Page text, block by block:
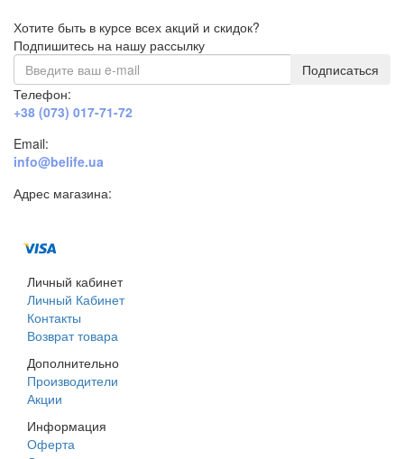
Хотите быть в курсе всех акций и скидок?
Подпишитесь на нашу рассылку
Подписаться
Телефон:
+38 (073) 017-71-72
Email:
info@belife.ua
Адрес магазина:
Личный кабинет
Личный Кабинет
Контакты
Возврат товара
Дополнительно
Производители
Акции
Информация
Оферта